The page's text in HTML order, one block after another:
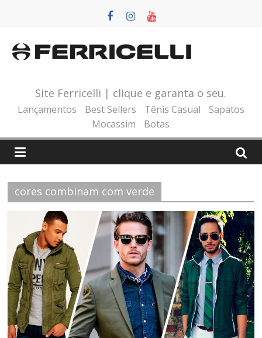
conteúdo
Site Ferricelli | clique e garanta o seu.
Lançamentos Best Sellers Tênis Casual
Sapatos
Mocassim
Botas
cores combinam com verde